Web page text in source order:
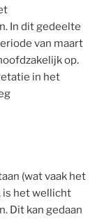
In dit gedeelte
van maart
op.
in het
(wat vaak het
is het wellicht
Dit kan gedaan